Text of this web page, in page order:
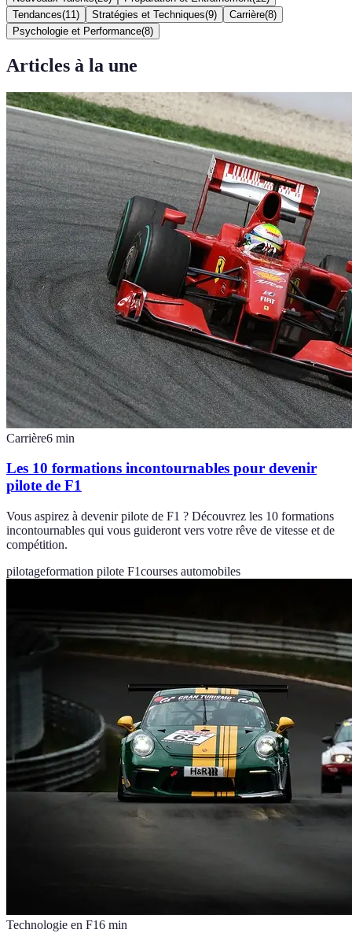
Tendances(11 ) Stratégies et Techniques(9) Carrière(8)
Psychologie et Performance(8)
Articles à la une
Carrière6 min
Les 10 formations incontournables pour devenir
pilote de F1
Vous aspirez à devenir pilote de F1 ? Découvrez les 10 formations
incontournables qui vous guideront vers votre rêve de vitesse et de
compétition.
pilotageformation pilote F1courses automobiles
Technologie en F16 min